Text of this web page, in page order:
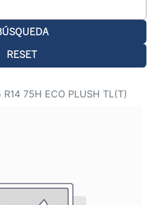
RESET
75H ECO PLUSH TL(T)